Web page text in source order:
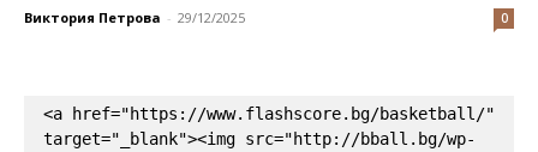
Виктория Петрова - 29/12/2025 0
<a href="https://www.flashscore.bg/basketball/"
target="_blank"><img src="http://bball.bg/wp-